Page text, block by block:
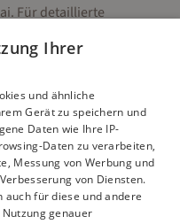
. Für detaillierte
besuchen Sie
Nordkap
Ihrer
und ähnliche
Gerät zu speichern und
Daten wie Ihre IP-
Daten zu verarbeiten,
Messung von Werbung und
von Diensten.
auch für diese und andere
genauer